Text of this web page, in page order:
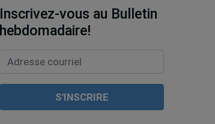
Inscrivez-vous au Bulletin
hebdomadaire!